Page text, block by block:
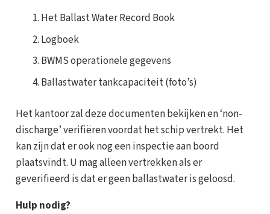
Het Ballast Water Record Book
Logboek
BWMS operationele gegevens
Ballastwater tankcapaciteit (foto’s)
Het kantoor zal deze documenten bekijken en ‘non-
discharge’ verifiëren voordat het schip vertrekt. Het
kan zijn dat er ook nog een inspectie aan boord
plaatsvindt. U mag alleen vertrekken als er
geverifieerd is dat er geen ballastwater is geloosd.
Hulp nodig?